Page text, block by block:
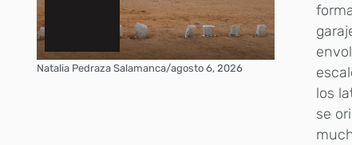
Natalia Pedraza Salamanca/agosto 6, 2026
los
se